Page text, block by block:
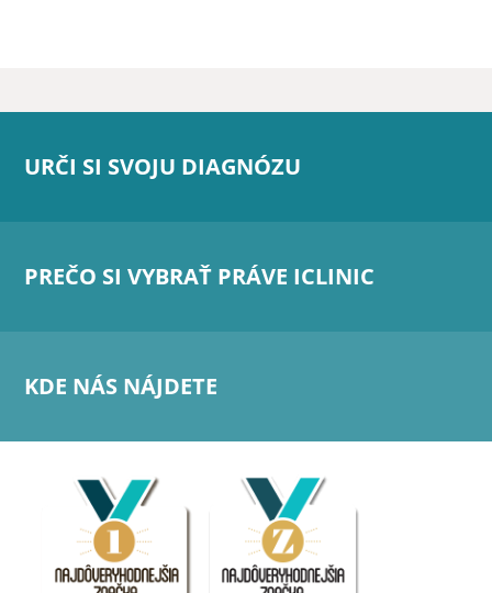
URČI SI SVOJU DIAGNÓZU
PREČO SI VYBRAŤ PRÁVE ICLINIC
KDE NÁS NÁJDETE